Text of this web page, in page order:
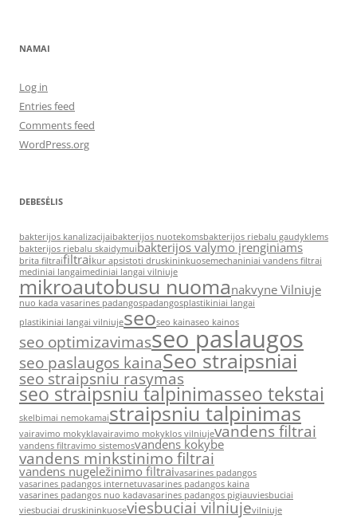
NAMAI
Log in
Entries feed
Comments feed
WordPress.org
DEBESĖLIS
bakterijos kanalizacijaibakterijos nuotekomsbakterijos riebalu gaudyklems
bakterijos riebalu skaidymuibakterijos valymo įrenginiams
brita filtraifiltraikur apsistoti druskininkuosemechaniniai vandens filtrai
mediniai langaimediniai langai vilniuje
mikroautobusu nuomanakvyne Vilniuje
nuo kada vasarines padangospadangosplastikiniai langai
plastikiniai langai vilniujeseoseo kainaseo kainos
seo optimizavimasseo paslaugos
seo paslaugos kainaSeo straipsniai
seo straipsniu rasymas
seo straipsniu talpinimasseo tekstai
skelbimai nemokamaistraipsniu talpinimas
vairavimo mokyklavairavimo mokyklos vilniujevandens filtrai
vandens filtravimo sistemosvandens kokybe
vandens minkstinimo filtrai
vandens nugeležinimo filtraivasarines padangos
vasarines padangos internetuvasarines padangos kaina
vasarines padangos nuo kadavasarines padangos pigiauviesbuciai
viesbuciai druskininkuoseviesbuciai vilniujevilniuje